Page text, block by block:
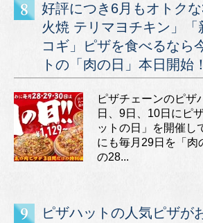
好評につき6月もオトク
火焼 テリマヨチキン」
コギ」ピザを食べるなら
トの「肉の日」本日開始
ピザチェーンのピザ
日、9日、10日にピ
ットの日」を開催し
にも毎月29日を「肉
の28...
ピザハットの人気ピザが